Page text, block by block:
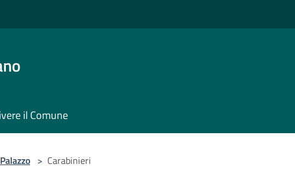
il Comune
Palazzo > Carabinieri